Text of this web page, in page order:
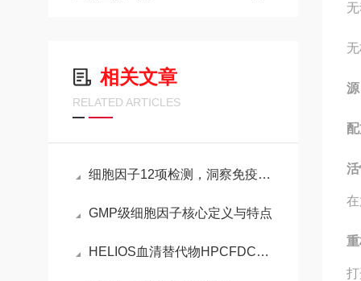
相关文章
RELATED ARTICLES
细胞因子12项检测，洞察免疫与疾病的重要窗口
GMP级细胞因子核心定义与特点
HELIOS血清替代物HPCFDCRL50 ，开启无血清细胞培养新时代！
无